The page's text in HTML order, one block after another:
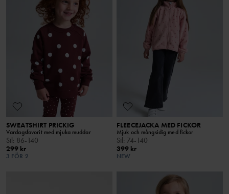
SWEATSHIRT PRICKIG
Vardagsfavorit med mjuka muddar
Stl: 86-140
299 kr
3 FÖR 2
FLEECEJACKA MED FICKOR
Mjuk och mångsidig med fickor
Stl: 74-140
399 kr
NEW